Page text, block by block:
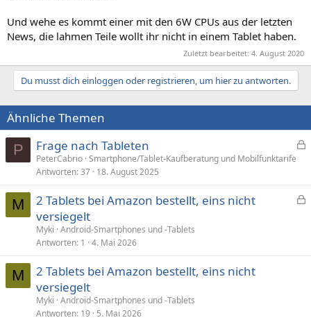
Und wehe es kommt einer mit den 6W CPUs aus der letzten
News, die lahmen Teile wollt ihr nicht in einem Tablet haben.
Zuletzt bearbeitet: 4. August 2020
Du musst dich einloggen oder registrieren, um hier zu antworten.
Ähnliche Themen
P
p
e
Frage nach Tableten
PeterCabrio Smartphone/Tablet-Kaufberatung und Mobilfunktarife
Antworten 37 18. August 2025
M
e
2 Tablets bei Amazon bestellt, eins nicht
versiegelt
Myki Android-Smartphones und -Tablets
Antworten 1 4. Mai 2026
M
2 Tablets bei Amazon bestellt, eins nicht
versiegelt
Myki Android-Smartphones und -Tablets
Antworten 19 5. Mai 2026